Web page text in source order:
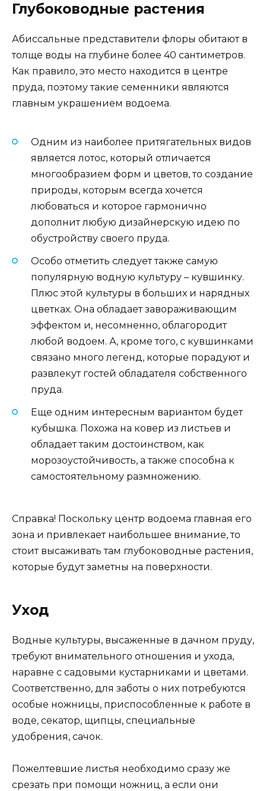
Глубоководные растения
Абиссальные представители флоры обитают в
толще воды на глубине более 40 сантиметров.
Как правило, это место находится в центре
пруда, поэтому такие семенники являются
главным украшением водоема.
Одним из наиболее притягательных видов
является лотос, который отличается
многообразием форм и цветов, то создание
природы, которым всегда хочется
любоваться и которое гармонично
дополнит любую дизайнерскую идею по
обустройству своего пруда.
Особо отметить следует также самую
популярную водную культуру – кувшинку.
Плюс этой культуры в больших и нарядных
цветках. Она обладает завораживающим
эффектом и, несомненно, облагородит
любой водоем. А, кроме того, с кувшинками
связано много легенд, которые порадуют и
развлекут гостей обладателя собственного
пруда.
Еще одним интересным вариантом будет
кубышка. Похожа на ковер из листьев и
обладает таким достоинством, как
морозоустойчивость, а также способна к
самостоятельному размножению.
Справка! Поскольку центр водоема главная его
зона и привлекает наибольшее внимание, то
стоит высаживать там глубоководные растения,
которые будут заметны на поверхности.
Уход
Водные культуры, высаженные в дачном пруду,
требуют внимательного отношения и ухода,
наравне с садовыми кустарниками и цветами.
Соответственно, для заботы о них потребуются
особые ножницы, приспособленные к работе в
воде, секатор, щипцы, специальные
удобрения, сачок.
Пожелтевшие листья необходимо сразу же
срезать при помощи ножниц, а если они